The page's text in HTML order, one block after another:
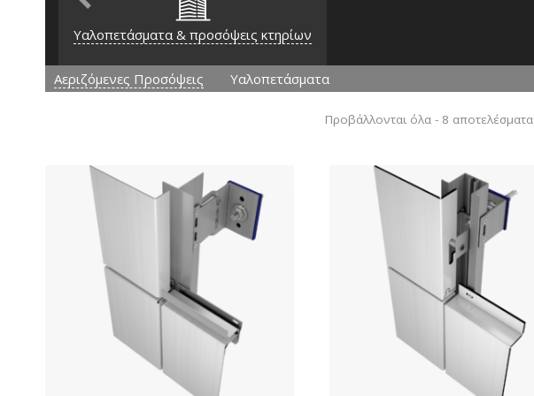
Υαλοπετάσματα & προσόψεις κτηρίων
Previous
Αεριζόμενες Προσόψεις Υαλοπετάσματα
Προβάλλονται όλα - 8 αποτελέσματα